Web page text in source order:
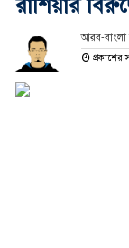
আরব-বাংলা
প্রকাশের